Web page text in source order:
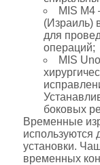
MIS M4
(Израиль)
для
операций;
MIS
боковых
Временные
используются
установки.
временных